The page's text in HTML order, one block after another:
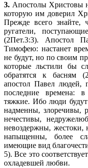
3. Апостолы Христовы
которую им доверил
Прежде всего знайте,
ругатели,
(2Пет.3:3). Апостол
Тимофею: настанет
не будут, но по своим
которые льстили бы
обратятся к басням
апостол Павел людей,
последние времена:
тяжкие. Ибо люди
надменны, злоречивы,
нечестивы,
невоздержны, жестоки,
напыщенны, более
имеющие вид
5). Все это
охладевшей любви.